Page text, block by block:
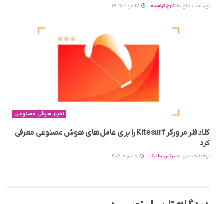
نوشته شده توسط تارخ ترهنده
اخبار هوش مصنوعی
کلادفلر مرورگر Kitesurf را برای عامل‌های هوش مصنوعی معرفی
کرد
نوشته شده توسط نرگس چالوک